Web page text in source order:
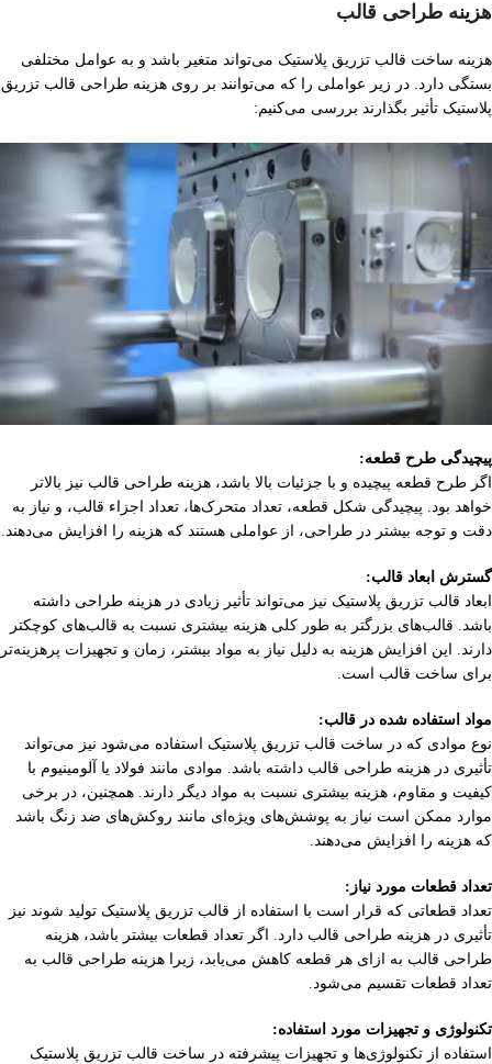
هزینه طراحی قالب
هزینه ساخت قالب تزریق پلاستیک می‌تواند متغیر باشد و به عوامل مختلفی
بستگی دارد. در زیر عواملی را که می‌توانند بر روی هزینه طراحی قالب تزریق
پلاستیک تأثیر بگذارند بررسی می‌کنیم:
پیچیدگی طرح قطعه:
اگر طرح قطعه پیچیده و با جزئیات بالا باشد، هزینه طراحی قالب نیز بالاتر
خواهد بود. پیچیدگی شکل قطعه، تعداد متحرک‌ها، تعداد اجزاء قالب، و نیاز به
دقت و توجه بیشتر در طراحی، از عواملی هستند که هزینه را افزایش می‌دهند.
گسترش ابعاد قالب:
ابعاد قالب تزریق پلاستیک نیز می‌تواند تأثیر زیادی در هزینه طراحی داشته
باشد. قالب‌های بزرگتر به طور کلی هزینه بیشتری نسبت به قالب‌های کوچکتر
دارند. این افزایش هزینه به دلیل نیاز به مواد بیشتر، زمان و تجهیزات پرهزینه‌تر
برای ساخت قالب است.
مواد استفاده شده در قالب:
نوع موادی که در ساخت قالب تزریق پلاستیک استفاده می‌شود نیز می‌تواند
تأثیری در هزینه طراحی قالب داشته باشد. موادی مانند فولاد یا آلومینیوم با
کیفیت و مقاوم، هزینه بیشتری نسبت به مواد دیگر دارند. همچنین، در برخی
موارد ممکن است نیاز به پوشش‌های ویژه‌ای مانند روکش‌های ضد زنگ باشد
که هزینه را افزایش می‌دهند.
تعداد قطعات مورد نیاز:
تعداد قطعاتی که قرار است با استفاده از قالب تزریق پلاستیک تولید شوند نیز
تأثیری در هزینه طراحی قالب دارد. اگر تعداد قطعات بیشتر باشد، هزینه
طراحی قالب به ازای هر قطعه کاهش می‌یابد، زیرا هزینه طراحی قالب به
تعداد قطعات تقسیم می‌شود.
تکنولوژی و تجهیزات مورد استفاده:
استفاده از تکنولوژی‌ها و تجهیزات پیشرفته در ساخت قالب تزریق پلاستیک